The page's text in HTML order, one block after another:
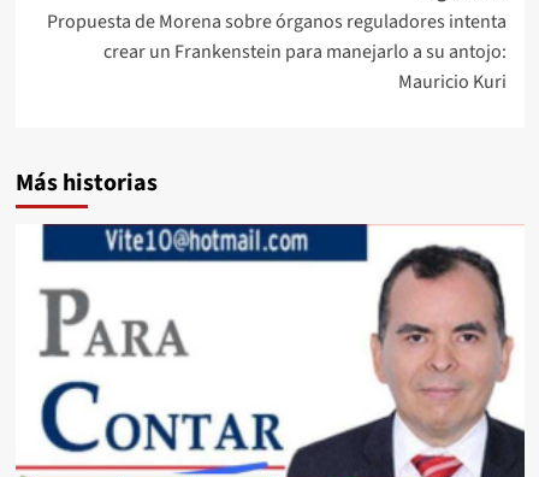
entradas
Propuesta de Morena sobre órganos reguladores intenta
crear un Frankenstein para manejarlo a su antojo:
Mauricio Kuri
Más historias